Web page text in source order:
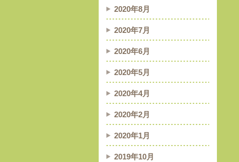
2020年8月
2020年7月
2020年6月
2020年5月
2020年4月
2020年2月
2020年1月
2019年10月